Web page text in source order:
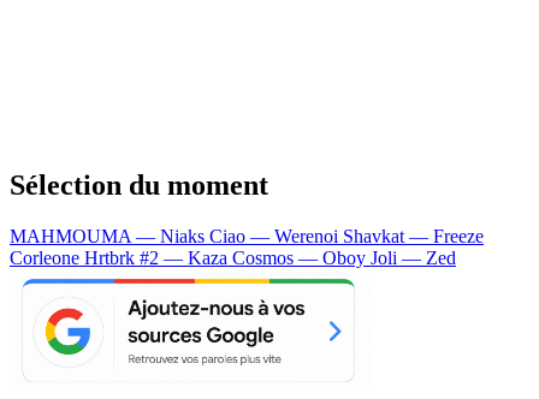
Sélection du moment
MAHMOUMA — Niaks Ciao — Werenoi Shavkat — Freeze
Corleone Hrtbrk #2 — Kaza Cosmos — Oboy Joli — Zed